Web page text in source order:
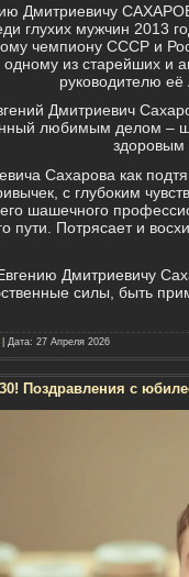
Дмитриевичу
глухих мужчин 2013
чемпиону СССР и
одному из старейших и
руководителю её
Дмитриевич
любимым делом –
здоровым
Сахарова как
с глубоким
шашечного
пути. Потрясает и
Дмитриевичу
силы, быть
Дата: 27 Апреля 2026
Поздравления с